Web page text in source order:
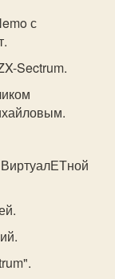
с
Sectrum.